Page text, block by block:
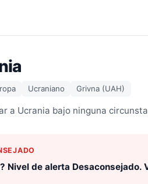
Ucraniano Grivna (UAH)
a Ucrania bajo ninguna
Nivel de alerta